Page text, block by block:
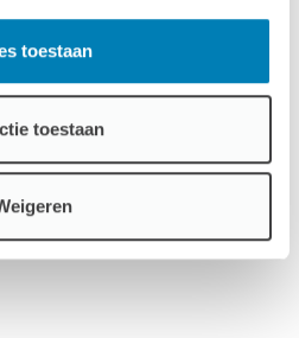
toestaan
toestaan
geleverd